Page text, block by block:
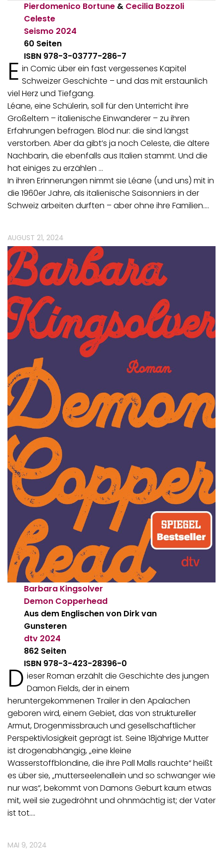
Pierdomenico Bortune & Cecilia Bozzoli
Celeste
Seismo 2024
60 Seiten
ISBN 978-3-03777-286-7
E in Comic über ein fast vergessenes Kapitel
Schweizer Geschichte – und das mit erstaunlich
viel Herz und Tiefgang.
Léane, eine Schülerin, soll für den Unterricht ihre
Großeltern – italienische Einwanderer – zu ihren
Erfahrungen befragen. Blöd nur: die sind längst
verstorben. Aber da gibt’s ja noch Celeste, die ältere
Nachbarin, die ebenfalls aus Italien stammt. Und die
hat einiges zu erzählen …
In ihren Erinnerungen nimmt sie Léane (und uns) mit in
die 1960er Jahre, als italienische Saisonniers in der
Schweiz arbeiten durften – aber ohne ihre Familien.…
AUGUST 21, 2024
Barbara Kingsolver
Demon Copperhead
Aus dem Englischen von Dirk van
Gunsteren
dtv 2024
862 Seiten
ISBN 978-3-423-28396-0
D ieser Roman erzählt die Geschichte des jungen
Damon Fields, der in einem
heruntergekommenen Trailer in den Apalachen
geboren wird, einem Gebiet, das von struktureller
Armut, Drogenmissbrauch und gesellschaftlicher
Perspektivlosigkeit geprägt ist. Seine 18jährige Mutter
ist drogenabhängig, „eine kleine
Wasserstoffblondine, die ihre Pall Malls rauchte“ heißt
es über sie, „mutterseelenallein und so schwanger wie
nur was“, bekommt von Damons Geburt kaum etwas
mit, weil sie zugedröhnt und ohnmächtig ist; der Vater
ist tot.…
MAI 9, 2024